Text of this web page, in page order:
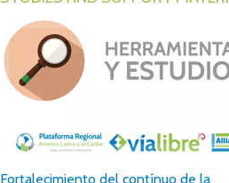
Fortalecimiento del contínuo de la